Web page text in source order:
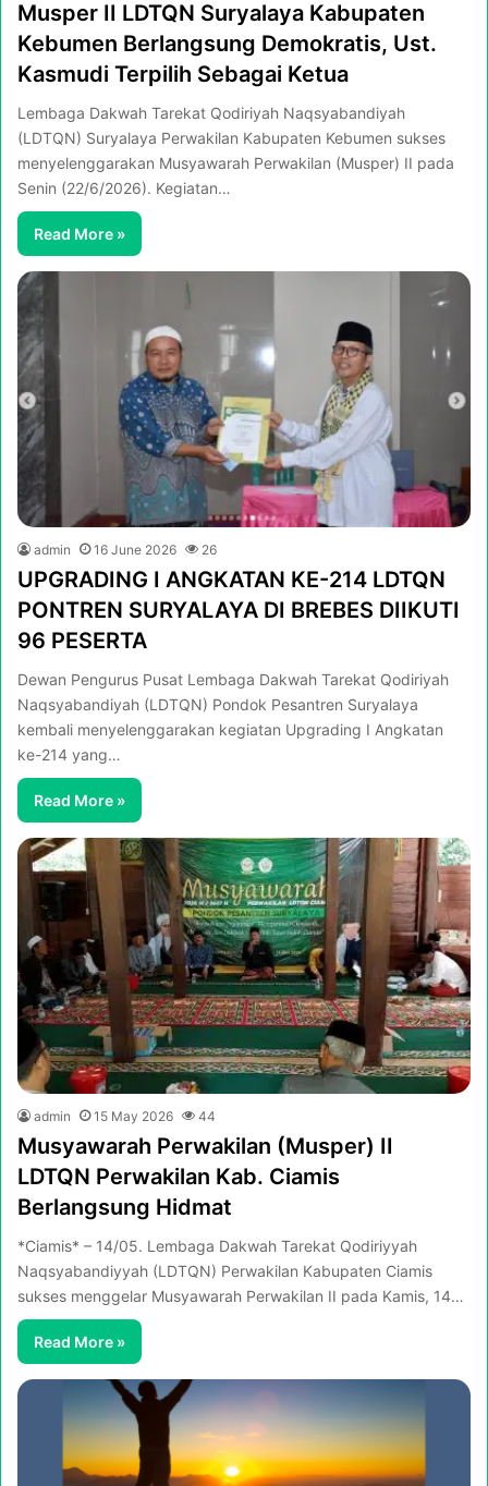
Musper II LDTQN Suryalaya Kabupaten
Kebumen Berlangsung Demokratis, Ust.
Kasmudi Terpilih Sebagai Ketua
Lembaga Dakwah Tarekat Qodiriyah Naqsyabandiyah
(LDTQN) Suryalaya Perwakilan Kabupaten Kebumen sukses
menyelenggarakan Musyawarah Perwakilan (Musper) II pada
Senin (22/6/2026). Kegiatan…
Read More »
admin 16 June 2026 26
UPGRADING I ANGKATAN KE-214 LDTQN
PONTREN SURYALAYA DI BREBES DIIKUTI
96 PESERTA
Dewan Pengurus Pusat Lembaga Dakwah Tarekat Qodiriyah
Naqsyabandiyah (LDTQN) Pondok Pesantren Suryalaya
kembali menyelenggarakan kegiatan Upgrading I Angkatan
ke-214 yang…
Read More »
admin 15 May 2026 44
Musyawarah Perwakilan (Musper) II
LDTQN Perwakilan Kab. Ciamis
Berlangsung Hidmat
*Ciamis* – 14/05. Lembaga Dakwah Tarekat Qodiriyyah
Naqsyabandiyyah (LDTQN) Perwakilan Kabupaten Ciamis
sukses menggelar Musyawarah Perwakilan II pada Kamis, 14…
Read More »